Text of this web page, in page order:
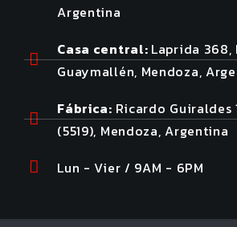
Argentina
Casa central: Laprida 368,
Guaymallén, Mendoza,
Fábrica: Ricardo Guiraldes
(5519), Mendoza, Argentina
Lun - Vier / 9AM - 6PM